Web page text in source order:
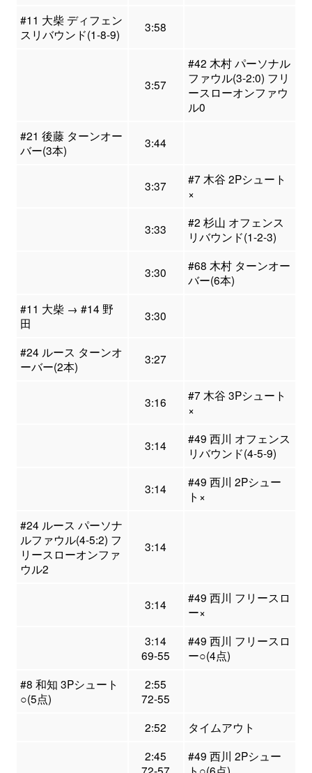
#11 大柴 ディフェン
スリバウンド(1-8-9)
3:58
3:57
#42 木村 パーソナル
ファウル(3-2:0) フリ
ースローオンファウ
ル0
#21 後藤 ターンオー
バー(3本)
3:44
3:37
#7 木谷 2Pシュート
×
3:33
#2 杉山 オフェンス
リバウンド(1-2-3)
3:30
#68 木村 ターンオー
バー(6本)
#11 大柴 → #14 野
田
3:30
#24 ルース ターンオ
ーバー(2本)
3:27
3:16
#7 木谷 3Pシュート
×
3:14
#49 西川 オフェンス
リバウンド(4-5-9)
3:14
#49 西川 2Pシュー
ト×
#24 ルース パーソナ
ルファウル(4-5:2) フ
リースローオンファ
ウル2
3:14
3:14
#49 西川 フリースロ
ー×
3:14
69-55
#49 西川 フリースロ
ー○(4点)
#8 和知 3Pシュート
○(5点)
2:55
72-55
2:52
タイムアウト
2:45
#49 西川 2Pシュー